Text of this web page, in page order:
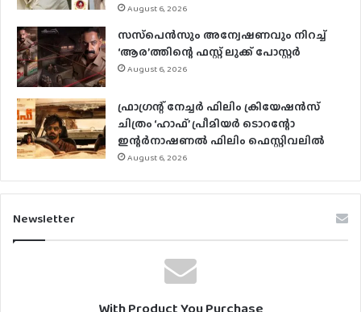
August 6, 2026
സസ്‌പെന്‍സും അന്വേഷണവും നിറച്ച്
‘ആര’ത്തിന്റെ ഫസ്റ്റ് ലുക്ക് പോസ്റ്റര്‍
August 6, 2026
ഫ്രാഗ്രന്റ് നേച്ചര്‍ ഫിലിം ക്രിയേഷന്‍സ്
ചിത്രം ‘ഹാഫ്’ പ്രീമിയര്‍ ടൊറന്റോ
ഇന്റര്‍നാഷണല്‍ ഫിലിം ഫെസ്റ്റിവലില്‍
August 6, 2026
Newsletter